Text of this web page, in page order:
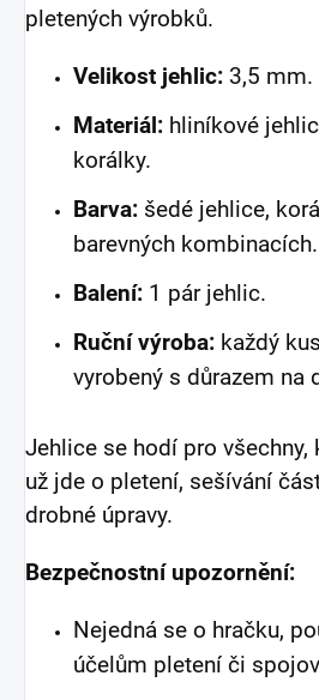
pletených výrobků.
Velikost jehlic: 3,5 mm.
Materiál: hliníkové
korálky.
Barva: šedé jehlice,
barevných kombinacích.
Balení: 1 pár jehlic.
Ruční výroba: každý
vyrobený s důrazem na
Jehlice se hodí pro
už jde o pletení, sešívání
drobné úpravy.
Bezpečnostní upozornění:
Nejedná se o hračku,
účelům pletení či